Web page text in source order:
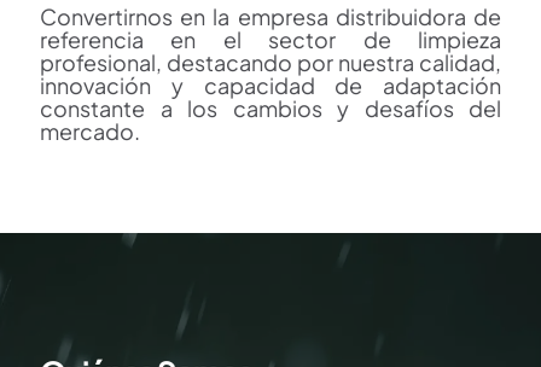
Convertirnos en la empresa distribuidora de
referencia en el sector de limpieza
profesional, destacando por nuestra calidad,
innovación y capacidad de adaptación
constante a los cambios y desafíos del
mercado.